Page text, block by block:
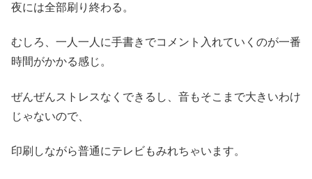
夜には全部刷り終わる。
むしろ、一人一人に手書きでコメント入れていくのが一番
時間がかかる感じ。
ぜんぜんストレスなくできるし、音もそこまで大きいわけ
じゃないので、
印刷しながら普通にテレビもみれちゃいます。